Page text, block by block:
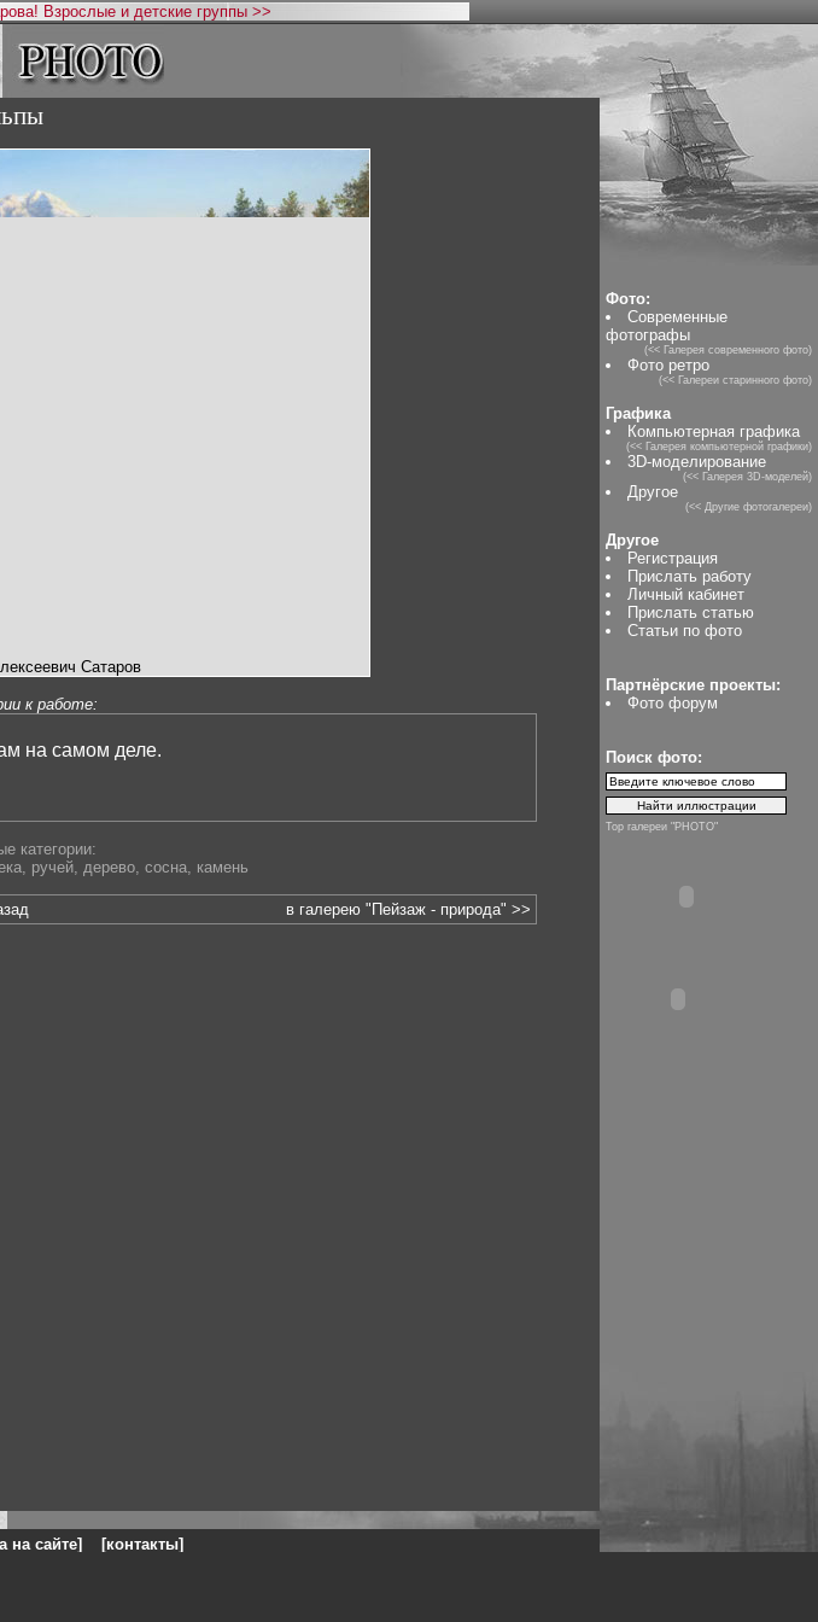
Взрослые и детские группы >>
Сатаров
к работе:
на самом деле.
категории:
, ручей, дерево, сосна, камень
в галерею "Пейзаж - природа" >>
Фото:
Современные
фотографы
(<< Галерея современного фото)
Фото ретро
(<< Галереи старинного фото)
Графика
Компьютерная графика
(<< Галерея компьютерной графики)
3D-моделирование
(<< Галерея 3D-моделей)
Другое
(<< Другие фотогалереи)
Другое
Регистрация
Прислать работу
Личный кабинет
Прислать статью
Статьи по фото
Партнёрские проекты:
Фото форум
Поиск фото:
Top галереи "PHOTO"
на сайте] [контакты]